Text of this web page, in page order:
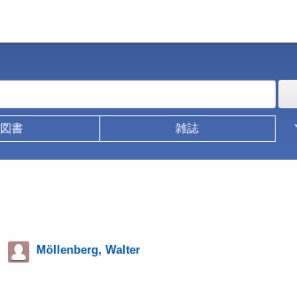
図書 雑誌
Möllenberg, Walter